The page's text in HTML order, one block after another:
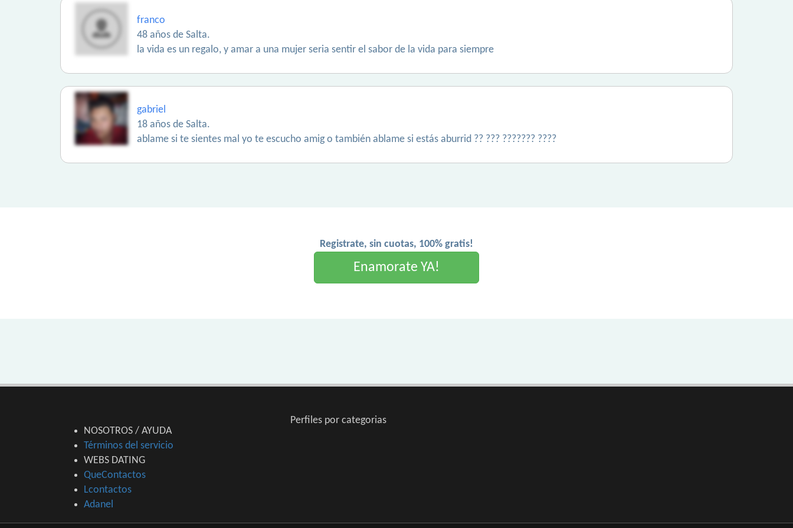
franco
48 años de Salta.
la vida es un regalo, y amar a una mujer seria sentir el sabor de la vida para siempre
gabriel
18 años de Salta.
ablame si te sientes mal yo te escucho amig o también ablame si estás aburrid ?? ??? ??????? ????
Registrate, sin cuotas, 100% gratis!
Enamorate YA!
NOSOTROS / AYUDA
Términos del servicio
WEBS DATING
QueContactos
Lcontactos
Adanel
Perfiles por categorias